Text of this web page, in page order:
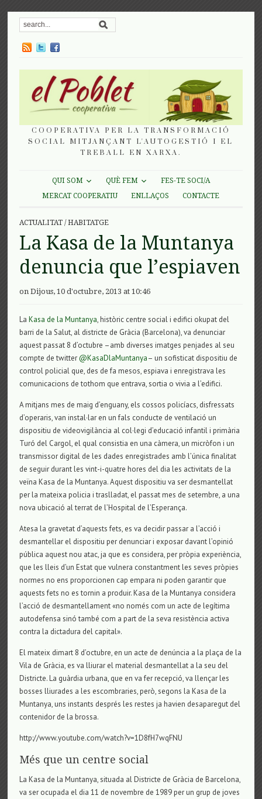
COOPERATIVA PER LA TRANSFORMACIÓ
SOCIAL MITJANÇANT L'AUTOGESTIÓ I EL
TREBALL EN XARXA.
QUI SOM QUÈ FEM
FES-TE SOCI/A
MERCAT COOPERATIU
ENLLAÇOS CONTACTE
ACTUALITAT /HABITATGE
La Kasa de la Muntanya
denuncia que l’espiaven
on Dijous, 10 d'octubre, 2013 at 10:46
LaKasa de la Muntanya, històric centre social i edifici okupat del
barri de la Salut, al districte de Gràcia (Barcelona), va denunciar
aquest passat 8 d’octubre –amb diverses imatges penjades al seu
compte de twitter @KasaDlaMuntanya– un sofisticat dispositiu de
control policial que, des de fa mesos, espiava i enregistrava les
comunicacions de tothom que entrava, sortia o vivia a l’edifici.
A mitjans mes de maig d’enguany, els cossos policíacs, disfressats
d’operaris, van instal·lar en un fals conducte de ventilació un
dispositiu de videovigilància al col·legi d’educació infantil i primària
Turó del Cargol, el qual consistia en una càmera, un micròfon i un
transmissor digital de les dades enregistrades amb l’única finalitat
de seguir durant les vint-i-quatre hores del dia les activitats de la
veïna Kasa de la Muntanya. Aquest dispositiu va ser desmantellat
per la mateixa policia i traslladat, el passat mes de setembre, a una
nova ubicació al terrat de l’Hospital de l’Esperança.
Atesa la gravetat d’aquests fets, es va decidir passar a l’acció i
desmantellar el dispositiu per denunciar i exposar davant l’opinió
pública aquest nou atac, ja que es considera, per pròpia experiència,
que les lleis d’un Estat que vulnera constantment les seves pròpies
normes no ens proporcionen cap empara ni poden garantir que
aquests fets no es tornin a produir. Kasa de la Muntanya considera
l’acció de desmantellament «no només com un acte de legítima
autodefensa sinó també com a part de la seva resistència activa
contra la dictadura del capital».
El mateix dimart 8 d’octubre, en un acte de denúncia a la plaça de la
Vila de Gràcia, es va lliurar el material desmantellat a la seu del
Districte. La guàrdia urbana, que en va fer recepció, va llençar les
bosses lliurades a les escombraries, però, segons la Kasa de la
Muntanya, uns instants després les restes ja havien desaparegut del
contenidor de la brossa.
http://www.youtube.com/watch?v=1D8fH7wqFNU
Més que un centre social
La Kasa de la Muntanya, situada al Districte de Gràcia de Barcelona,
va ser ocupada el dia 11 de novembre de 1989 per un grup de joves